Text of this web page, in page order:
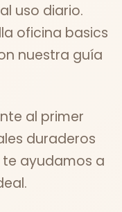
uso diario.
oficina basics
nuestra guía
al primer
duraderos
te ayudamos a